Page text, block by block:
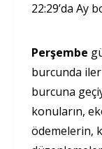
22:29’da Ay
Perşembe
burcunda
burcuna
konuların,
ödemelerin,